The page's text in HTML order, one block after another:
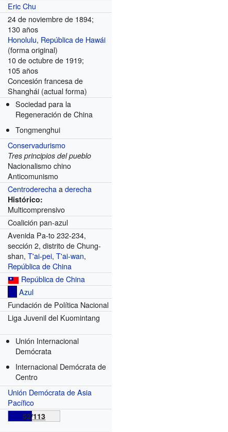
Eric Chu
24 de noviembre de 1894;
130 años
Honolulu, República de Hawái
(forma original)
10 de octubre de 1919;
105 años
Concesión francesa de
Shanghái (actual forma)
Sociedad para la
Regeneración de China
Tongmenghui
Conservadurismo
Tres principios del pueblo
Nacionalismo chino
Anticomunismo
Centroderechaaderecha
Histórico:
Multicomprensivo
Coalición pan-azul
Avenida Pa-to 232-234,
sección 2, distrito de Chung-
shan,T'ai-pei,T'ai-wan,
República de China
República de China
Azul
Fundación de Política Nacional
Liga Juvenil del Kuomintang
Unión Internacional
Demócrata
Internacional Demócrata de
Centro
Unión Demócrata de Asia
Pacífico
52/113